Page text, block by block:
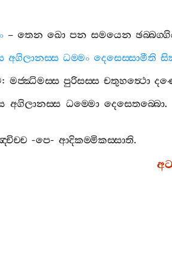
– තෙන ඛො පන සමයෙන
අගිලානස‍්ස ධම‍්මං දෙසෙස‍්සාමීති
: මජ‍්ඣිමස‍්ස පුරිසස‍්ස චතුහත්‍ථො
අගිලානස‍්ස ධම‍්මො දෙසෙතබ‍්බො.
-පෙ- ආදිකම‍්මිකස‍්සාති.